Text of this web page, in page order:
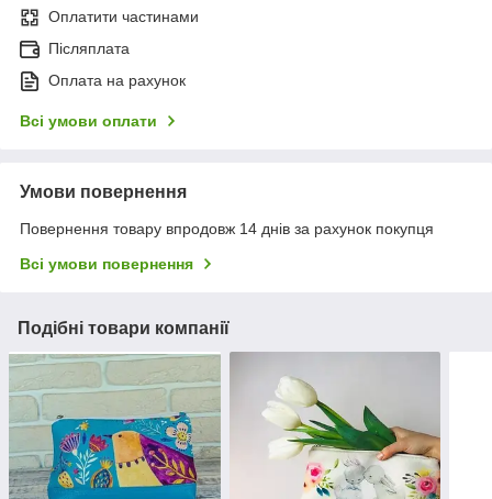
Оплатити частинами
Післяплата
Оплата на рахунок
Всі умови оплати
Умови повернення
Повернення товару впродовж 14 днів за рахунок покупця
Всі умови повернення
Подібні товари компанії